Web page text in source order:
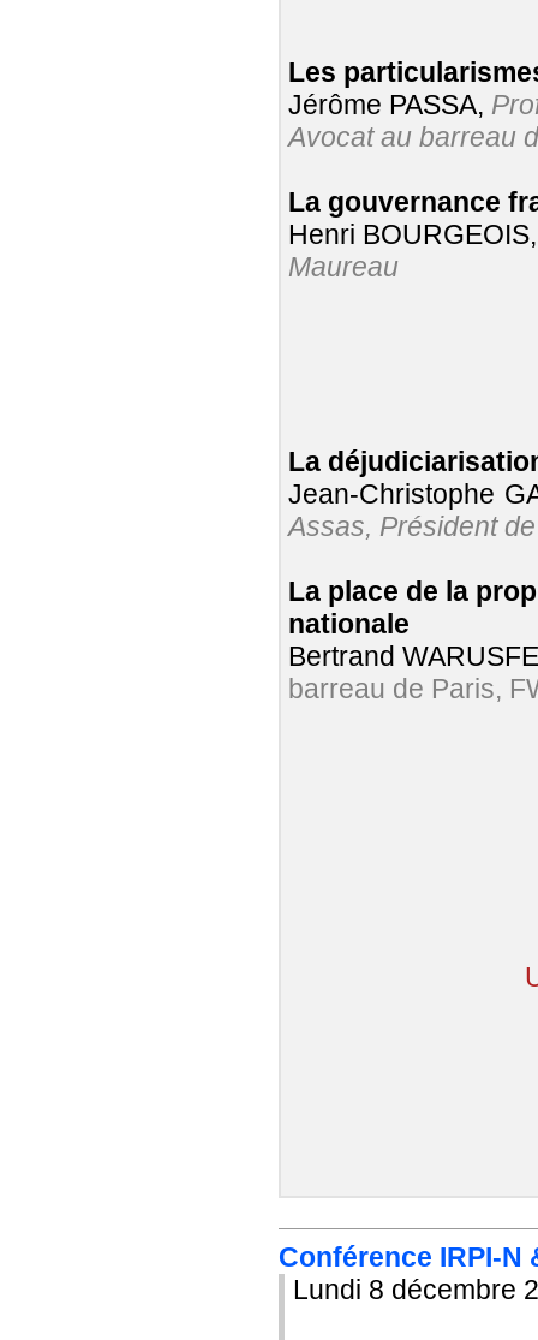
Les
Jérôme PASSA,
Avocat au barreau
La gouvernance
Henri BOURGEOIS,
Maureau
La
Jean-Christophe
Assas, Président de
La place de la
nationale
Bertrand
barreau de Paris,
Conférence IRPI-N
Lundi 8 décembre